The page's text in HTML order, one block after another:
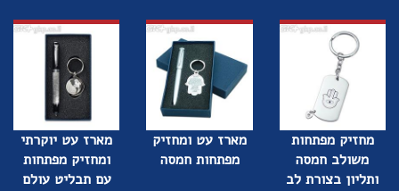
מחזיק מפתחות
משולב חמסה
ותליון בצורת לב
מארז עט ומחזיק
מפתחות חמסה
מארז עט יוקרתי
ומחזיק מפתחות
עם תבליט עולם